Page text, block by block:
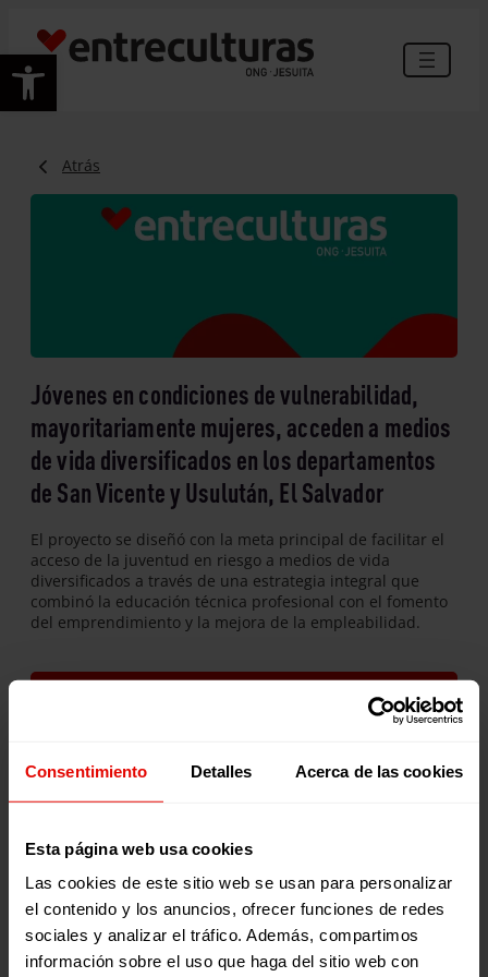
Consentimiento Detalles Acerca de las cookies
Esta página web usa cookies
Las cookies de este sitio web se usan para personalizar
el contenido y los anuncios, ofrecer funciones de redes
sociales y analizar el tráfico. Además, compartimos
información sobre el uso que haga del sitio web con
Abrir barra de herramientas
Atrás
Jóvenes en condiciones de vulnerabilidad,
mayoritariamente mujeres, acceden a medios
de vida diversificados en los departamentos
de San Vicente y Usulután, El Salvador
El proyecto se diseñó con la meta principal de facilitar el
acceso de la juventud en riesgo a medios de vida
diversificados a través de una estrategia integral que
combinó la educación técnica profesional con el fomento
del emprendimiento y la mejora de la empleabilidad.
Publicaciones relacionadas: